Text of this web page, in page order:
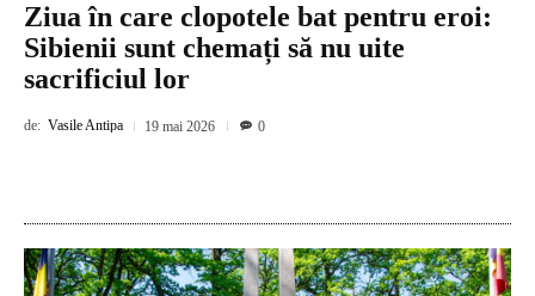
Ziua în care clopotele bat pentru eroi:
Sibienii sunt chemați să nu uite
sacrificiul lor
de: Vasile Antipa 19 mai 2026 0